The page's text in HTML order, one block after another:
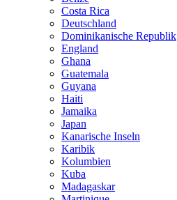
Costa Rica
Deutschland
Dominikanische Republik
England
Ghana
Guatemala
Guyana
Haiti
Jamaika
Japan
Kanarische Inseln
Karibik
Kolumbien
Kuba
Madagaskar